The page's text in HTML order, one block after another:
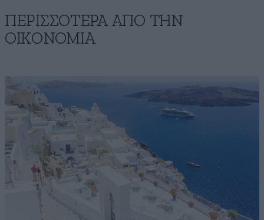
ΠΕΡΙΣΣΟΤΕΡΑ ΑΠΟ ΤΗΝ
ΟΙΚΟΝΟΜΙΑ